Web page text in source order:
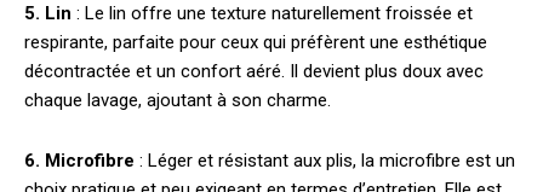
5. Lin : Le lin offre une texture naturellement froissée et
respirante, parfaite pour ceux qui préfèrent une esthétique
décontractée et un confort aéré. Il devient plus doux avec
chaque lavage, ajoutant à son charme.
6. Microfibre : Léger et résistant aux plis, la microfibre est un